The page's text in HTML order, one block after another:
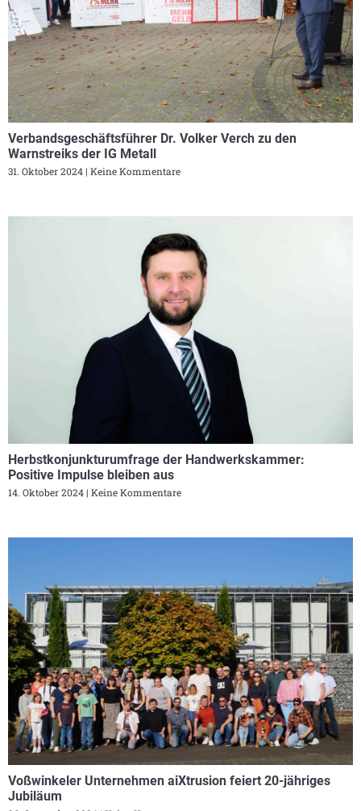
Verbandsgeschäftsführer Dr. Volker Verch zu den
Warnstreiks der IG Metall
31. Oktober 2024 Keine Kommentare
Herbstkonjunkturumfrage der Handwerkskammer:
Positive Impulse bleiben aus
14. Oktober 2024 Keine Kommentare
Voßwinkeler Unternehmen aiXtrusion feiert 20-jähriges
Jubiläum